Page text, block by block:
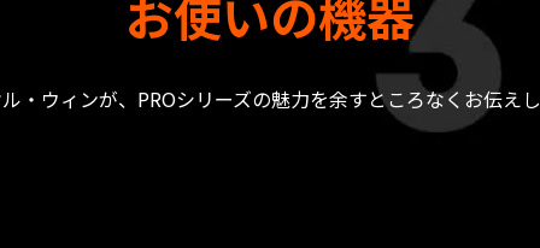
お使いの機器
・ウィンが、PROシリーズの魅力を余すところなくお伝え